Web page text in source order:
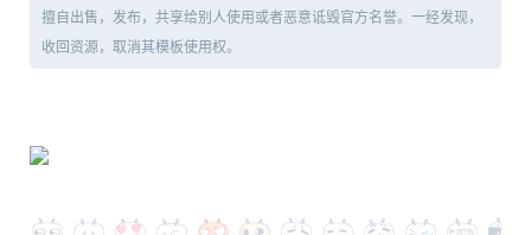
擅自出售，发布，共享给别人使用或者恶意诋毁官方名誉。一经发现，
收回资源，取消其模板使用权。